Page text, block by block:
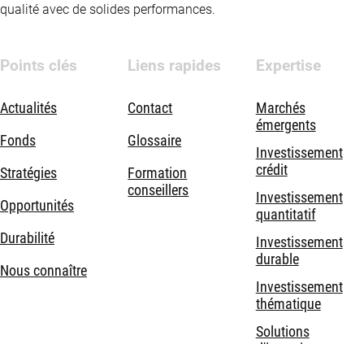
qualité avec de solides performances.
Points clés
Actualités
Fonds
Stratégies
Opportunités
Durabilité
Nous connaître
Liens rapides
Contact
Glossaire
Formation
conseillers
Expertise
Marchés
émergents
Investissement
crédit
Investissement
quantitatif
Investissement
durable
Investissement
thématique
Solutions